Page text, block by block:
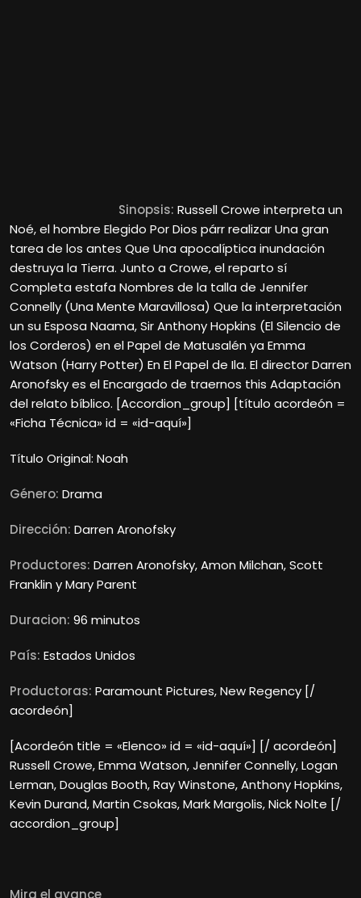
Sinopsis: Russell Crowe interpreta un
Noé, el hombre Elegido Por Dios párr realizar Una gran
tarea de los antes Que Una apocalíptica inundación
destruya la Tierra. Junto a Crowe, el reparto sí
Completa estafa Nombres de la talla de Jennifer
Connelly (Una Mente Maravillosa) Que la interpretación
un su Esposa Naama, Sir Anthony Hopkins (El Silencio de
los Corderos) en el Papel de Matusalén ya Emma
Watson (Harry Potter) En El Papel de Ila. El director Darren
Aronofsky es el Encargado de traernos this Adaptación
del relato bíblico. [Accordion_group] [título acordeón =
«Ficha Técnica» id = «id-aquí»]
Título Original: Noah
Género: Drama
Dirección: Darren Aronofsky
Productores: Darren Aronofsky, Amon Milchan, Scott
Franklin y Mary Parent
Duracion: 96 minutos
País: Estados Unidos
Productoras: Paramount Pictures, New Regency [/
acordeón]
[Acordeón title = «Elenco» id = «id-aquí»] [/ acordeón]
Russell Crowe, Emma Watson, Jennifer Connelly, Logan
Lerman, Douglas Booth, Ray Winstone, Anthony Hopkins,
Kevin Durand, Martin Csokas, Mark Margolis, Nick Nolte [/
accordion_group]
Mira el avance